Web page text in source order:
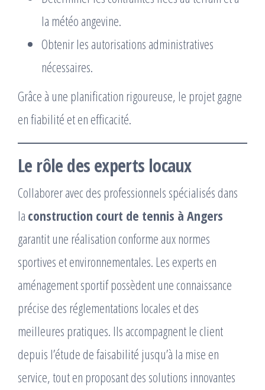
la météo angevine.
Obtenir les autorisations administratives
nécessaires.
Grâce à une planification rigoureuse, le projet gagne
en fiabilité et en efficacité.
Le rôle des experts locaux
Collaborer avec des professionnels spécialisés dans
la construction court de tennis à Angers
garantit une réalisation conforme aux normes
sportives et environnementales. Les experts en
aménagement sportif possèdent une connaissance
précise des réglementations locales et des
meilleures pratiques. Ils accompagnent le client
depuis l’étude de faisabilité jusqu’à la mise en
service, tout en proposant des solutions innovantes